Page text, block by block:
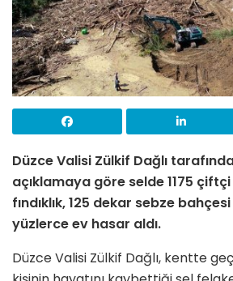
Düzce Valisi Zülkif Dağlı
açıklamaya göre selde 1175
fındıklık, 125 dekar sebze
yüzlerce ev hasar aldı.
Düzce Valisi Zülkif Dağlı, kentte